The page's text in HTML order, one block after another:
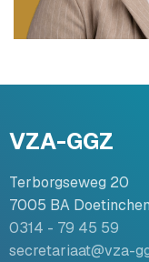
VZA-GGZ
Terborgseweg 20
7005 BA
0314 - 79 45 59
secretariaat@vza-